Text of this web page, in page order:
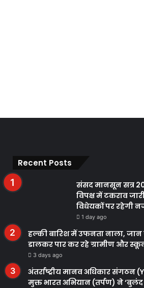
Recent Posts
संसद मानसून सत्र
विपक्ष में टकराव
विधेयकों पर रहेगी
1 day ago
हल्की बारिश में उफनता नाला,
डालकर पार कर रहे ग्रामीण और
3 days ago
अंतर्राष्ट्रीय मानव अधिकार संगठन
मुक्त भारत अभियान (तर्पण) ने